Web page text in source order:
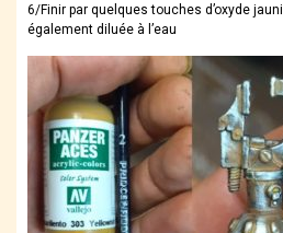
6/Finir par quelques touches d’oxyde jauni
également diluée à l’eau